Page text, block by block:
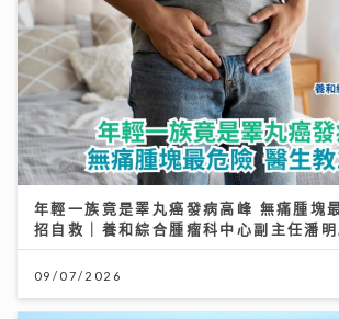
年輕一族竟是睪丸癌發病高峰 無痛腫塊
招自救｜養和綜合腫瘤科中心副主任潘
09/07/2026